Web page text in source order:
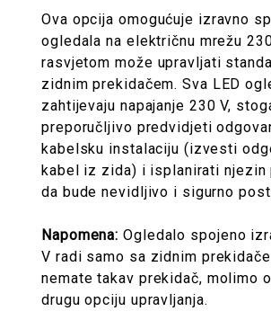
Ova opcija omogućuje izravno
ogledala na električnu mrežu
rasvjetom može upravljati
zidnim prekidačem. Sva LED
zahtijevaju napajanje 230 V,
preporučljivo predvidjeti
kabelsku instalaciju (izvesti
kabel iz zida) i isplanirati njezin
da bude nevidljivo i sigurno
Napomena: Ogledalo spojeno
V radi samo sa zidnim
nemate takav prekidač, molimo
drugu opciju upravljanja.